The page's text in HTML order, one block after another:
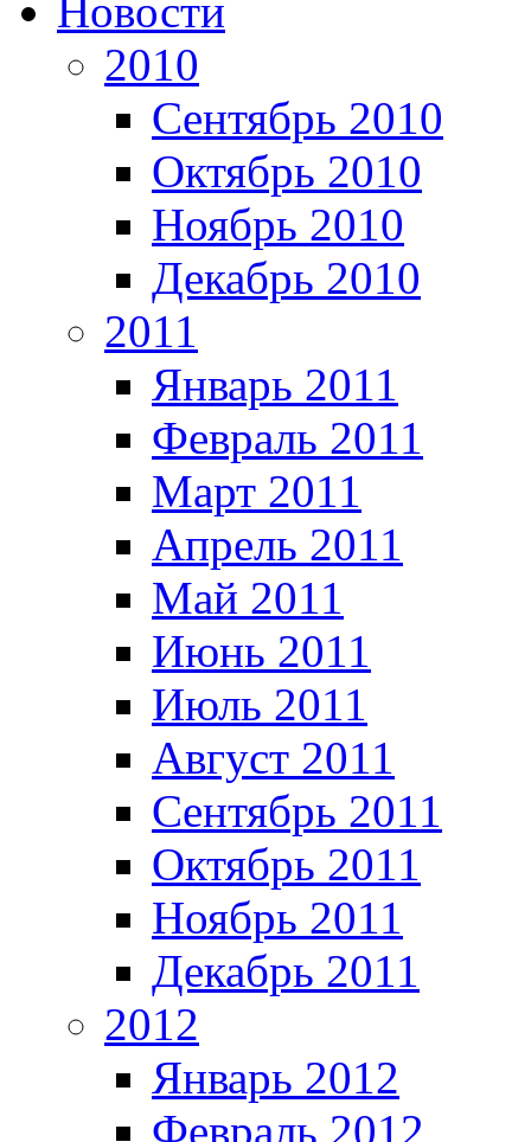
Новости
2010
Сентябрь 2010
Октябрь 2010
Ноябрь 2010
Декабрь 2010
2011
Январь 2011
Февраль 2011
Март 2011
Апрель 2011
Май 2011
Июнь 2011
Июль 2011
Август 2011
Сентябрь 2011
Октябрь 2011
Ноябрь 2011
Декабрь 2011
2012
Январь 2012
Февраль 2012